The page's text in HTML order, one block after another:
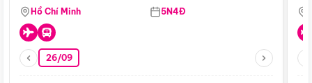
Hồ Chí Minh 5N4Đ
26/09